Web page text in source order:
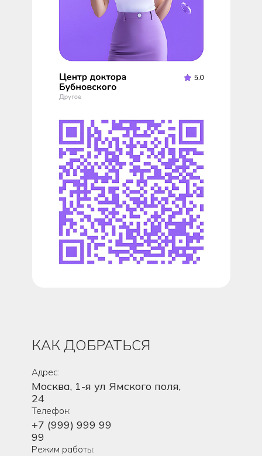
КАК ДОБРАТЬСЯ
Москва, 1-я ул Ямского поля,
24
Адрес:
Телефон:
Режим работы:
+7 (999) 999 99
99